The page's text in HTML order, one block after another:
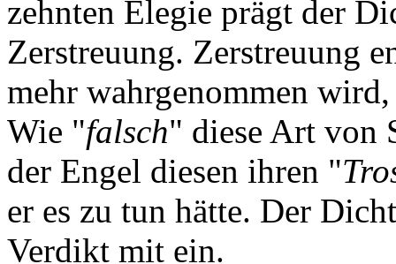
zehnten Elegie prägt der
Zerstreuung. Zerstreuung
mehr wahrgenommen
Wie "falsch" diese Art von
der Engel diesen ihren "
er es zu tun hätte. Der
Verdikt mit ein.